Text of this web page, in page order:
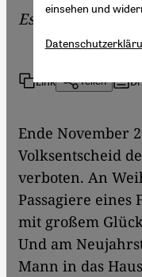
Essay von
Link Teilen
​​Ende November
Volksentscheid
verboten. An
Passagiere
mit großem
Und am
Mann in das
einsehen und